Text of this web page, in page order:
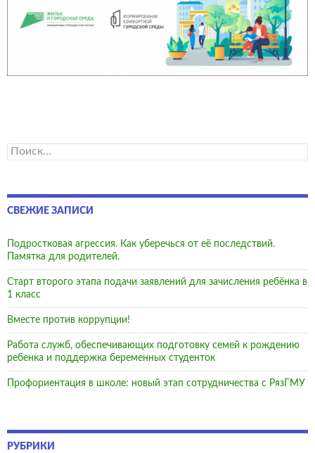
Найти:
СВЕЖИЕ ЗАПИСИ
Подростковая агрессия. Как уберечься от её последствий.
Памятка для родителей.
Старт второго этапа подачи заявлений для зачисления ребёнка в
1 класс
Вместе против коррупции!
Работа служб, обеспечивающих подготовку семей к рождению
ребенка и поддержка беременных студенток
Профориентация в школе: новый этап сотрудничества с РязГМУ
РУБРИКИ